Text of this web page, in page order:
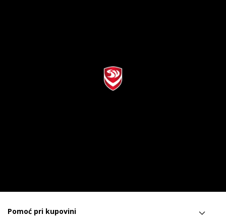
Pomoć pri kupovini